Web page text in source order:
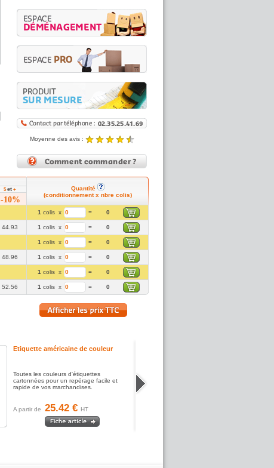
Moyenne des avis :
Noté4.89/5 |8431reviews
Quantité
(conditionnement x nbre colis)
5et +
-10%
1 colis x = 0
44.93 1 colis x = 0
1 colis x = 0
48.96 1 colis x = 0
1 colis x = 0
52.56 1 colis x = 0
Etiquette américaine de couleur
Toutes les couleurs d'étiquettes
cartonnées pour un repérage facile et
rapide de vos marchandises.
A partir de 25.42 € HT